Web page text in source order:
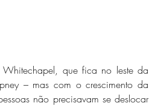
– mas com o crescimento da
não precisavam se deslocar